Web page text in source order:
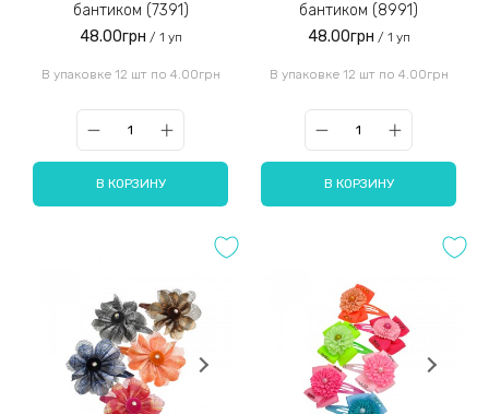
бантиком (7391)
48.00грн / 1 уп
В упаковке 12 шт по 4.00грн
В КОРЗИНУ
бантиком (8991)
48.00грн / 1 уп
В упаковке 12 шт по 4.00грн
В КОРЗИНУ